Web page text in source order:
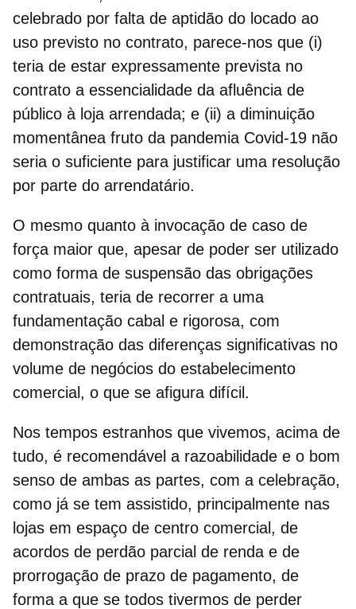
celebrado por falta de aptidão do locado ao
uso previsto no contrato, parece-nos que (i)
teria de estar expressamente prevista no
contrato a essencialidade da afluência de
público à loja arrendada; e (ii) a diminuição
momentânea fruto da pandemia Covid-19 não
seria o suficiente para justificar uma resolução
por parte do arrendatário.
O mesmo quanto à invocação de caso de
força maior que, apesar de poder ser utilizado
como forma de suspensão das obrigações
contratuais, teria de recorrer a uma
fundamentação cabal e rigorosa, com
demonstração das diferenças significativas no
volume de negócios do estabelecimento
comercial, o que se afigura difícil.
Nos tempos estranhos que vivemos, acima de
tudo, é recomendável a razoabilidade e o bom
senso de ambas as partes, com a celebração,
como já se tem assistido, principalmente nas
lojas em espaço de centro comercial, de
acordos de perdão parcial de renda e de
prorrogação de prazo de pagamento, de
forma a que se todos tivermos de perder